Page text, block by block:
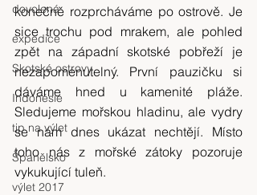
dovolená
expedice
Skotské ostrovy
Indonésie
tip na výlet
Španělsko
výlet 2017
konečně rozprcháváme po ostrově. Je
sice trochu pod mrakem, ale pohled
zpět na západní skotské pobřeží je
nezapomenutelný. První pauzičku si
dáváme hned u kamenité pláže.
Sledujeme mořskou hladinu, ale vydry
se nám dnes ukázat nechtějí. Místo
toho nás z mořské zátoky pozoruje
vykukující tuleň.